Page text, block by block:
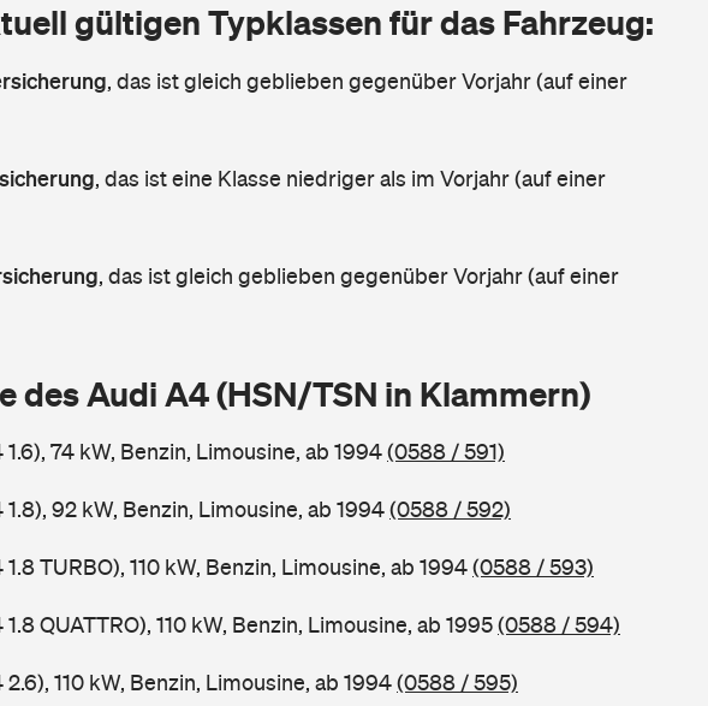
gültigen Typklassen für das Fahrzeug:
, das ist gleich geblieben gegenüber Vorjahr (auf einer
, das ist eine Klasse niedriger als im Vorjahr (auf einer
, das ist gleich geblieben gegenüber Vorjahr (auf einer
des Audi A4 (HSN/TSN in Klammern)
74 kW, Benzin, Limousine, ab 1994(0588 / 591)
92 kW, Benzin, Limousine, ab 1994(0588 / 592)
TURBO), 110 kW, Benzin, Limousine, ab 1994(0588 / 593)
QUATTRO), 110 kW, Benzin, Limousine, ab 1995(0588 / 594)
110 kW, Benzin, Limousine, ab 1994(0588 / 595)